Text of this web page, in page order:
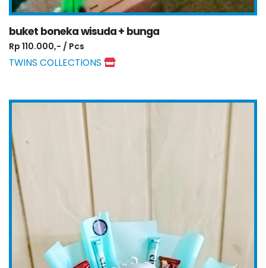
buket boneka wisuda + bunga
Rp 110.000,- / Pcs
TWINS COLLECTIONS